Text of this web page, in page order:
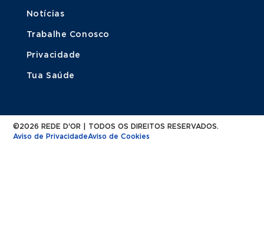
Notícias
Trabalhe Conosco
Privacidade
Tua Saúde
©2026 REDE D'OR | TODOS OS DIREITOS RESERVADOS.
Aviso de PrivacidadeAviso de Cookies